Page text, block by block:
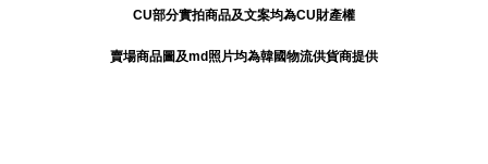
CU部分實拍商品及文案均為CU財產權
賣場商品圖及md照片均為韓國物流供貨商提供